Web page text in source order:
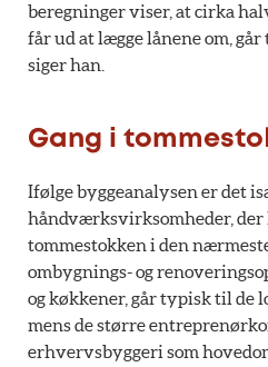
beregninger viser, at cirka
får ud at lægge lånene om,
siger han.
Gang i
Ifølge byggeanalysen er det
håndværksvirksomheder,
tommestokken i den
ombygnings- og
og køkkener, går typisk til de
mens de større
erhvervsbyggeri som